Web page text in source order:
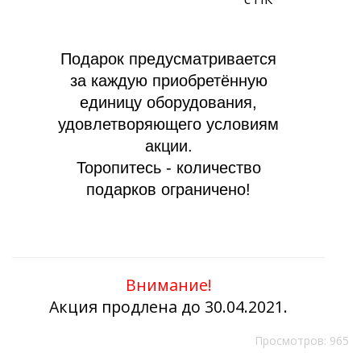
Подарок предусматривается
за каждую приобретённую
единицу оборудования,
удовлетворяющего условиям
акции.
Торопитесь - количество
подарков ограничено!
Внимание!
Акция продлена до 30.04.2021.
Просмотров: 965